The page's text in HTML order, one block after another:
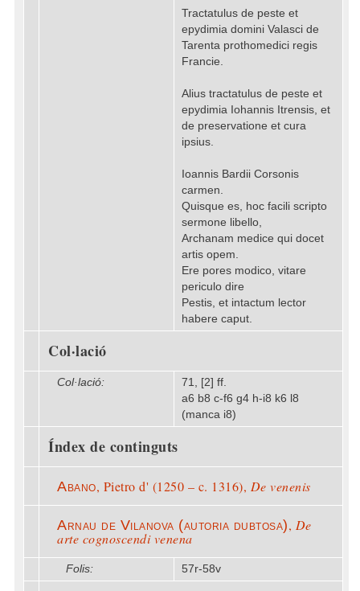
Tractatulus de peste et
epydimia domini Valasci de
Tarenta prothomedici regis
Francie.
Alius tractatulus de peste et
epydimia Iohannis Itrensis, et
de preservatione et cura
ipsius.
Ioannis Bardii Corsonis
carmen.
Quisque es, hoc facili scripto
sermone libello,
Archanam medice qui docet
artis opem.
Ere pores modico, vitare
periculo dire
Pestis, et intactum lector
habere caput.
Col·lació
Col·lació:
71, [2] ff.
a6 b8 c-f6 g4 h-i8 k6 l8
(manca i8)
Índex de continguts
Abano, Pietro d' (1250 – c. 1316), De venenis
Arnau de Vilanova (autoria dubtosa), De
arte cognoscendi venena
Folis: 57r-58v